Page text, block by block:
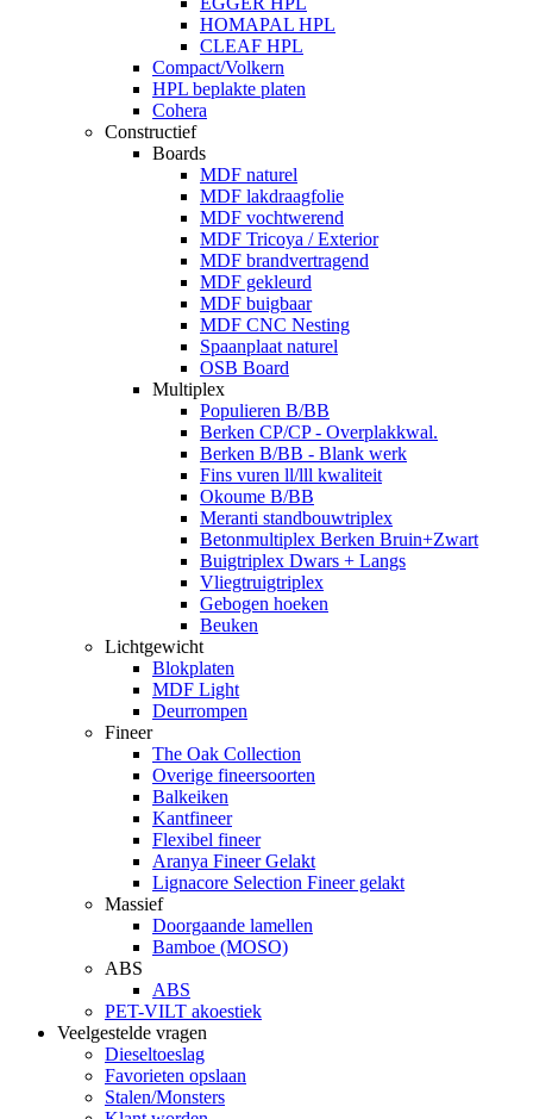
HOMAPAL HPL
CLEAF HPL
Compact/Volkern
HPL beplakte platen
Cohera
Constructief
Boards
MDF naturel
MDF lakdraagfolie
MDF vochtwerend
MDF Tricoya / Exterior
MDF brandvertragend
MDF gekleurd
MDF buigbaar
MDF CNC Nesting
Spaanplaat naturel
OSB Board
Multiplex
Populieren B/BB
Berken CP/CP - Overplakkwal.
Berken B/BB - Blank werk
Fins vuren ll/lll kwaliteit
Okoume B/BB
Meranti standbouwtriplex
Betonmultiplex Berken Bruin+Zwart
Buigtriplex Dwars + Langs
Vliegtruigtriplex
Gebogen hoeken
Beuken
Lichtgewicht
Blokplaten
MDF Light
Deurrompen
Fineer
The Oak Collection
Overige fineersoorten
Balkeiken
Kantfineer
Flexibel fineer
Aranya Fineer Gelakt
Lignacore Selection Fineer gelakt
Massief
Doorgaande lamellen
Bamboe (MOSO)
ABS
ABS
PET-VILT akoestiek
Veelgestelde vragen
Dieseltoeslag
Favorieten opslaan
Stalen/Monsters